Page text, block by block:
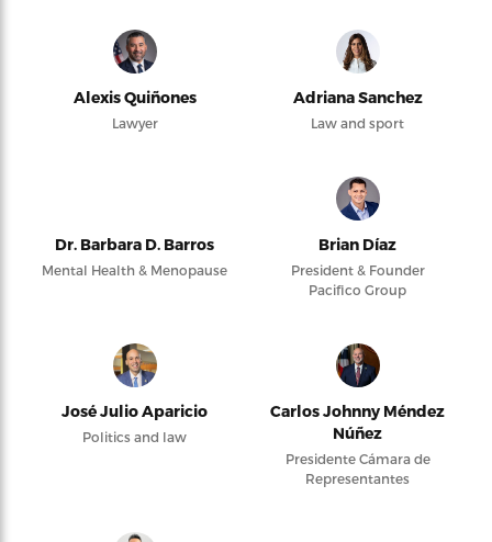
Alexis Quiñones
Lawyer
Adriana Sanchez
Law and sport
Dr. Barbara D. Barros
Mental Health & Menopause
Brian Díaz
President & Founder
Pacifico Group
José Julio Aparicio
Politics and law
Carlos Johnny Méndez
Núñez
Presidente Cámara de
Representantes